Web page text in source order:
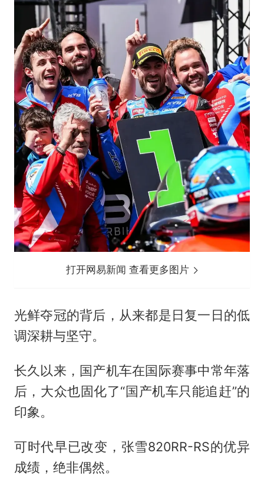
打开网易新闻 查看更多图片
光鲜夺冠的背后，从来都是日复一日的低
调深耕与坚守。
长久以来，国产机车在国际赛事中常年落
后，大众也固化了“国产机车只能追赶”的
印象。
可时代早已改变，张雪820RR-RS的优异
成绩，绝非偶然。